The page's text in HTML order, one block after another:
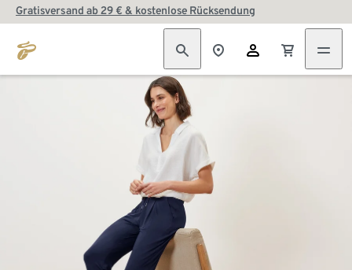
Gratisversand ab 29 € & kostenlose Rücksendung